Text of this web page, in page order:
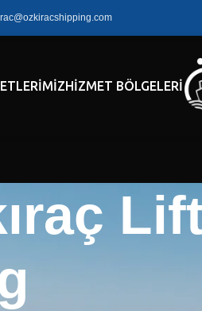
HIZMET BÖLGELERI